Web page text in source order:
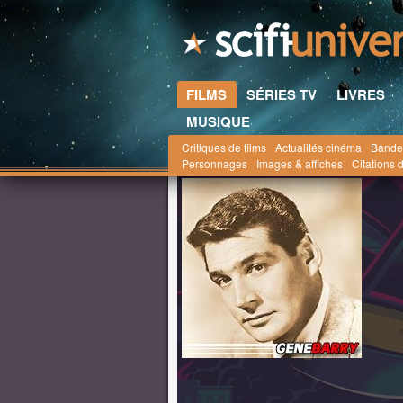
FILMS SÉRIES TV LIVRES
MUSIQUE
Critiques de films Actualités cinéma
Personnages
Images & affiches Citations
Scifi-Universe.com Personnalités Gene Barry